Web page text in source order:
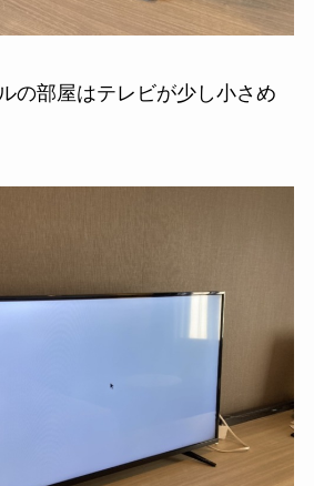
の部屋はテレビが少し小さめ